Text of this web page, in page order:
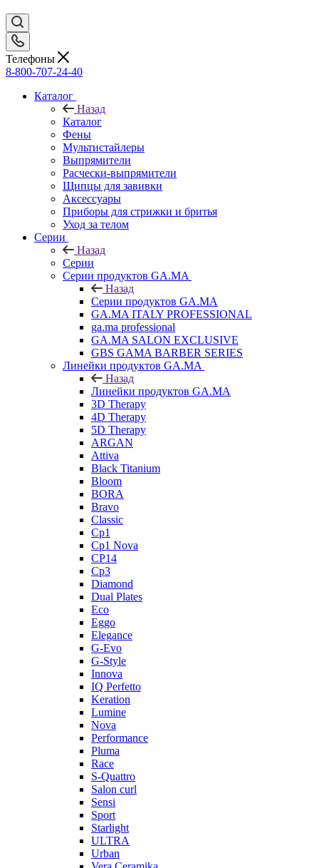
Телефоны
8-800-707-24-40
Каталог
Назад
Каталог
Фены
Мультистайлеры
Выпрямители
Расчески-выпрямители
Щипцы для завивки
Аксессуары
Приборы для стрижки и бритья
Уход за телом
Серии
Назад
Серии
Серии продуктов GA.MA
Назад
Серии продуктов GA.MA
GA.MA ITALY PROFESSIONAL
ga.ma professional
GA.MA SALON EXCLUSIVE
GBS GAMA BARBER SERIES
Линейки продуктов GA.MA
Назад
Линейки продуктов GA.MA
3D Therapy
4D Therapy
5D Therapy
ARGAN
Attiva
Black Titanium
Bloom
BORA
Bravo
Classic
Cp1
Cp1 Nova
CP14
Cp3
Diamond
Dual Plates
Eco
Eggo
Elegance
G-Evo
G-Style
Innova
IQ Perfetto
Keration
Lumine
Nova
Performance
Pluma
Race
S-Quattro
Salon curl
Sensi
Sport
Starlight
ULTRA
Urban